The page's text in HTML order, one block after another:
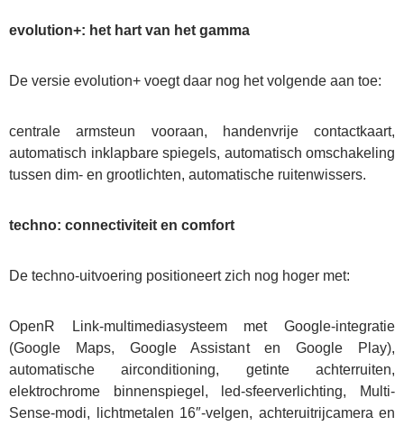
evolution+: het hart van het gamma
De versie evolution+ voegt daar nog het volgende aan toe:
centrale armsteun vooraan, handenvrije contactkaart,
automatisch inklapbare spiegels, automatisch omschakeling
tussen dim- en grootlichten, automatische ruitenwissers.
techno: connectiviteit en comfort
De techno-uitvoering positioneert zich nog hoger met:
OpenR Link-multimediasysteem met Google-integratie
(Google Maps, Google Assistant en Google Play),
automatische airconditioning, getinte achterruiten,
elektrochrome binnenspiegel, led-sfeerverlichting, Multi-
Sense-modi, lichtmetalen 16″-velgen, achteruitrijcamera en